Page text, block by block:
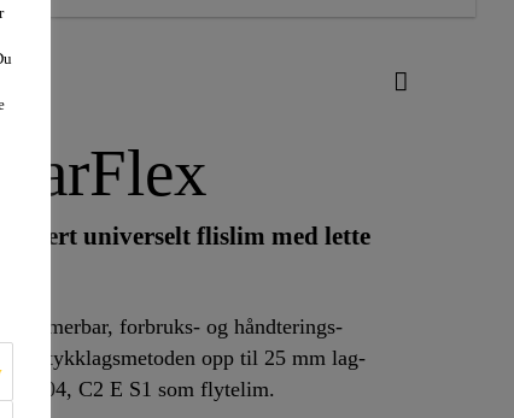
universelt flislim med lette
forbruks- og håndterings-
EN 12004, C2 E S1 som flytelim.